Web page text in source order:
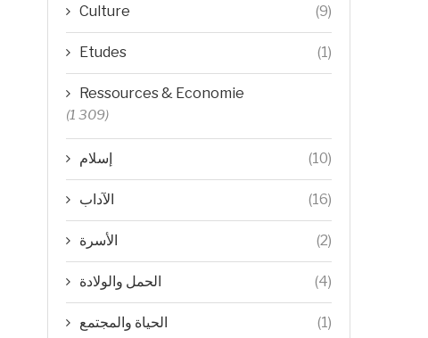
Culture (9)
Etudes (1)
Ressources & Economie
(1 309)
إسلام (10)
الآداب (16)
الأسرة (2)
الحمل والولادة (4)
الحياة والمجتمع (1)